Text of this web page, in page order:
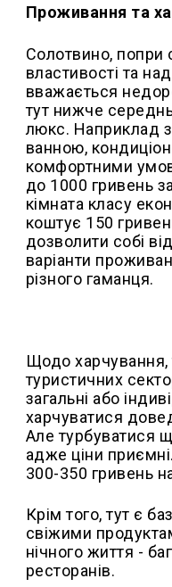
Проживання та
Солотвино, попри
властивості та
вважається
тут нижче
люкс. Наприклад
ванною,
комфортними
до 1000 гривень
кімната класу
коштує 150
дозволити собі
варіанти
різного гаманця.
Щодо харчування,
туристичних
загальні або
харчуватися
Але турбуватися
адже ціни
300-350 гривень
Крім того, тут є
свіжими
нічного життя -
ресторанів.